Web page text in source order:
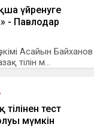
үйренуге
- Павлодар
Асайын Байханов
тілін м...
тілінен тест
мүмкін